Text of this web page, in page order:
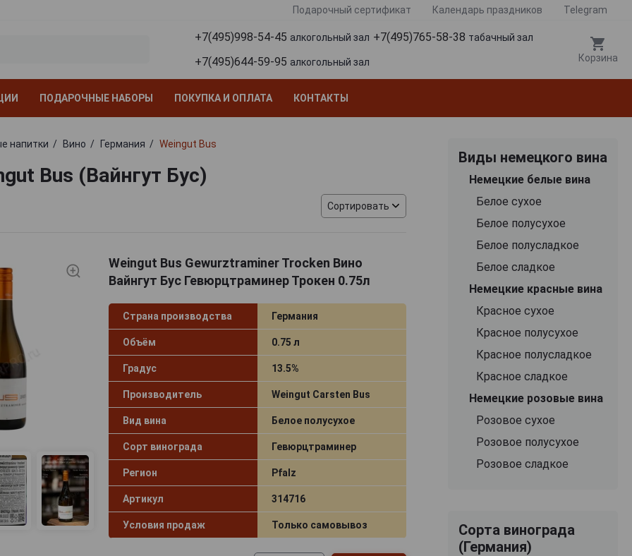
Подарочный сертификат Календарь праздников Telegram
+7(495)998-54-45 алкогольный зал +7(495)765-58-38 табачный зал
+7(495)644-59-95 алкогольный зал Корзина
ПОДАРОЧНЫЕ НАБОРЫ ПОКУПКА И ОПЛАТА КОНТАКТЫ
напитки Вино Германия Weingut Bus
Bus (Вайнгут Бус)
Сортировать
Weingut Bus Gewurztraminer Trocken Вино
Вайнгут Бус Гевюрцтраминер Трокен 0.75л
Страна производства Германия
Объём 0.75 л
Градус 13.5%
Производитель Weingut Carsten Bus
Вид вина Белое полусухое
Сорт винограда Гевюрцтраминер
Регион Pfalz
Артикул 314716
Условия продаж Только самовывоз
Виды немецкого вина
Немецкие белые вина
Белое сухое
Белое полусухое
Белое полусладкое
Белое сладкое
Немецкие красные вина
Красное сухое
Красное полусухое
Красное полусладкое
Красное сладкое
Немецкие розовые вина
Розовое сухое
Розовое полусухое
Розовое сладкое
Сорта винограда
(Германия)